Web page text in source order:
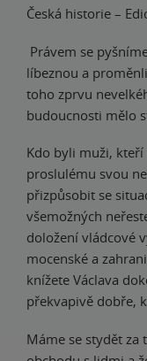
Česká historie –
Právem se
líbeznou a
toho zprvu
budoucnosti mělo
Kdo byli muži,
proslulému svou
přizpůsobit se
všemožných
doložení vládcové
mocenské a
knížete Václava
překvapivě dobře,
Máme se stydět za